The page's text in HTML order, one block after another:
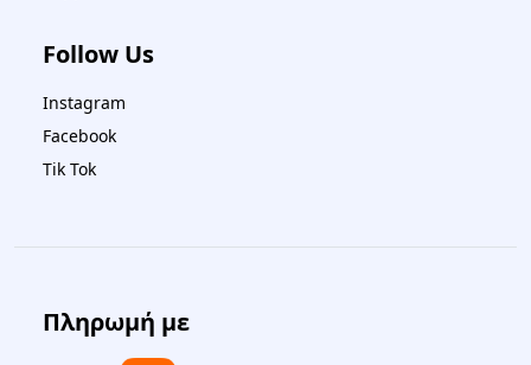
Follow Us
Instagram
Facebook
Tik Tok
Πληρωμή με